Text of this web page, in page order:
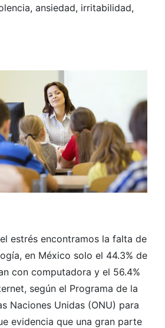
ansiedad, irritabilidad,
estrés encontramos la falta de
en México solo el 44.3% de
con computadora y el 56.4%
según el Programa de la
Naciones Unidas (ONU) para
evidencia que una gran parte